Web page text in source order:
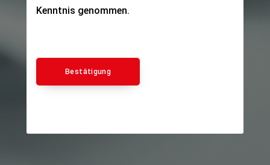
Kenntnis genommen.
Bestätigung